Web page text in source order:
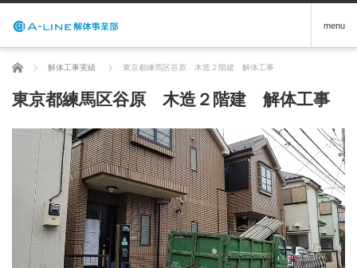
menu
ホーム 解体工事実績 東京都練馬区谷原 木造２階建 解体工事
東京都練馬区谷原 木造２階建 解体工事